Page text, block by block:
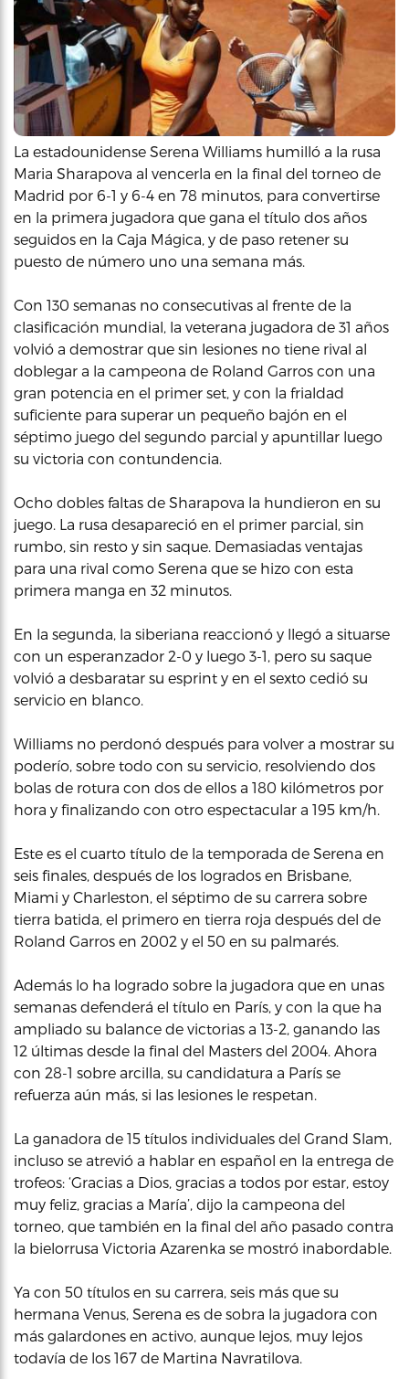
La estadounidense Serena Williams humilló a la rusa
Maria Sharapova al vencerla en la final del torneo de
Madrid por 6-1 y 6-4 en 78 minutos, para convertirse
en la primera jugadora que gana el título dos años
seguidos en la Caja Mágica, y de paso retener su
puesto de número uno una semana más.
Con 130 semanas no consecutivas al frente de la
clasificación mundial, la veterana jugadora de 31 años
volvió a demostrar que sin lesiones no tiene rival al
doblegar a la campeona de Roland Garros con una
gran potencia en el primer set, y con la frialdad
suficiente para superar un pequeño bajón en el
séptimo juego del segundo parcial y apuntillar luego
su victoria con contundencia.
Ocho dobles faltas de Sharapova la hundieron en su
juego. La rusa desapareció en el primer parcial, sin
rumbo, sin resto y sin saque. Demasiadas ventajas
para una rival como Serena que se hizo con esta
primera manga en 32 minutos.
En la segunda, la siberiana reaccionó y llegó a situarse
con un esperanzador 2-0 y luego 3-1, pero su saque
volvió a desbaratar su esprint y en el sexto cedió su
servicio en blanco.
Williams no perdonó después para volver a mostrar su
poderío, sobre todo con su servicio, resolviendo dos
bolas de rotura con dos de ellos a 180 kilómetros por
hora y finalizando con otro espectacular a 195 km/h.
Este es el cuarto título de la temporada de Serena en
seis finales, después de los logrados en Brisbane,
Miami y Charleston, el séptimo de su carrera sobre
tierra batida, el primero en tierra roja después del de
Roland Garros en 2002 y el 50 en su palmarés.
Además lo ha logrado sobre la jugadora que en unas
semanas defenderá el título en París, y con la que ha
ampliado su balance de victorias a 13-2, ganando las
12 últimas desde la final del Masters del 2004. Ahora
con 28-1 sobre arcilla, su candidatura a París se
refuerza aún más, si las lesiones le respetan.
La ganadora de 15 títulos individuales del Grand Slam,
incluso se atrevió a hablar en español en la entrega de
trofeos: ‘Gracias a Dios, gracias a todos por estar, estoy
muy feliz, gracias a María’, dijo la campeona del
torneo, que también en la final del año pasado contra
la bielorrusa Victoria Azarenka se mostró inabordable.
Ya con 50 títulos en su carrera, seis más que su
hermana Venus, Serena es de sobra la jugadora con
más galardones en activo, aunque lejos, muy lejos
todavía de los 167 de Martina Navratilova.